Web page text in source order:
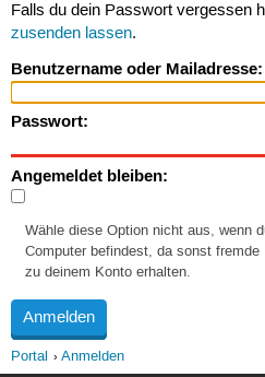
Falls du dein Passwort vergessen
zusenden lassen.
Benutzername oder Mailadresse:
Passwort:
Angemeldet bleiben:
Wähle diese Option nicht aus, wenn
Computer befindest, da sonst
zu deinem Konto erhalten.
Portal Anmelden